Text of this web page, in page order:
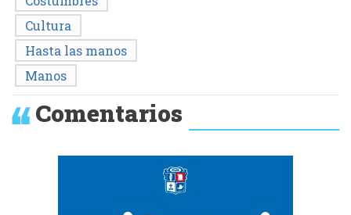
Cultura
Hasta las manos
Manos
Comentarios